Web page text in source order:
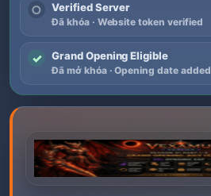
○ Verified Server
Đã khóa · Website token verified
✓ Grand Opening Eligible
Đã mở khóa · Opening date added